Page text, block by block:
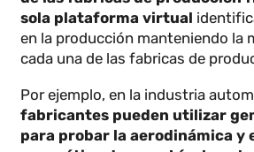
Este tipo de gemelo digitalse
y desarrollo de productos.
configuraciones, materiales y
fabricación antes de la
el gemelo digital puede